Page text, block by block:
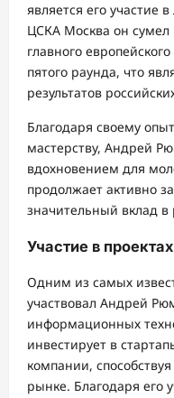
является его участие
ЦСКА Москва он сумел
главного
пятого раунда, что
результатов
Благодаря своему
мастерству, Андрей
вдохновением для
продолжает активно
значительный вклад в
Участие в проектах
Одним из самых
участвовал Андрей
информационных
инвестирует в
компании,
рынке. Благодаря его